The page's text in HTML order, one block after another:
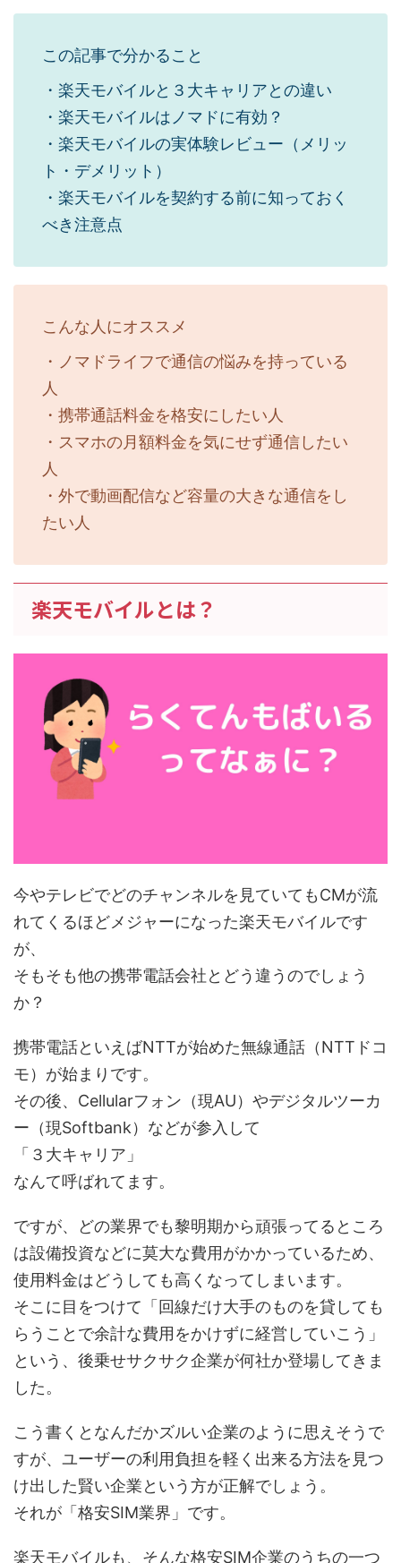
この記事で分かること
・楽天モバイルと３大キャリアとの違い
・楽天モバイルはノマドに有効？
・楽天モバイルの実体験レビュー（メリッ
ト・デメリット）
・楽天モバイルを契約する前に知っておく
べき注意点
こんな人にオススメ
・ノマドライフで通信の悩みを持っている
人
・携帯通話料金を格安にしたい人
・スマホの月額料金を気にせず通信したい
人
・外で動画配信など容量の大きな通信をし
たい人
楽天モバイルとは？
今やテレビでどのチャンネルを見ていてもCMが流
れてくるほどメジャーになった楽天モバイルです
が、
そもそも他の携帯電話会社とどう違うのでしょう
か？
携帯電話といえばNTTが始めた無線通話（NTTドコ
モ）が始まりです。
その後、Cellularフォン（現AU）やデジタルツーカ
ー（現Softbank）などが参入して
「３大キャリア」
なんて呼ばれてます。
ですが、どの業界でも黎明期から頑張ってるところ
は設備投資などに莫大な費用がかかっているため、
使用料金はどうしても高くなってしまいます。
そこに目をつけて「回線だけ大手のものを貸しても
らうことで余計な費用をかけずに経営していこう」
という、後乗せサクサク企業が何社か登場してきま
した。
こう書くとなんだかズルい企業のように思えそうで
すが、ユーザーの利用負担を軽く出来る方法を見つ
け出した賢い企業という方が正解でしょう。
それが「格安SIM業界」です。
楽天モバイルも、そんな格安SIM企業のうちの一つ